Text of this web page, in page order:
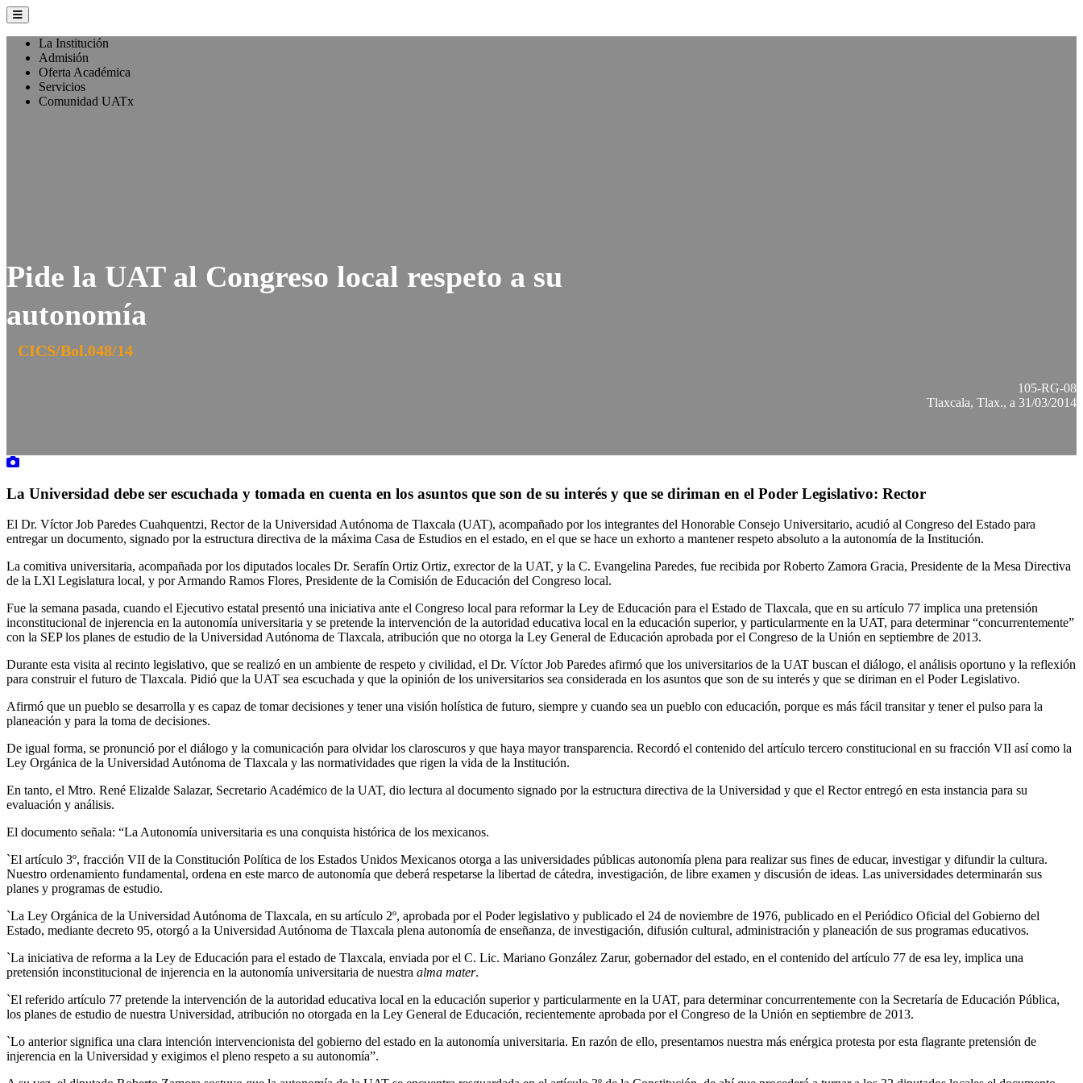
La Institución
Admisión
Oferta Académica
Servicios
Comunidad UATx
Pide la UAT al Congreso local respeto a su
autonomía
CICS/Bol.048/14
105-RG-08
Tlaxcala, Tlax., a 31/03/2014
La Universidad debe ser escuchada y tomada en cuenta en los asuntos que son de su interés y que se diriman en el Poder Legislativo: Rector
El Dr. Víctor Job Paredes Cuahquentzi, Rector de la Universidad Autónoma de Tlaxcala (UAT), acompañado por los integrantes del Honorable Consejo Universitario, acudió al Congreso del Estado para
entregar un documento, signado por la estructura directiva de la máxima Casa de Estudios en el estado, en el que se hace un exhorto a mantener respeto absoluto a la autonomía de la Institución.
La comitiva universitaria, acompañada por los diputados locales Dr. Serafín Ortiz Ortiz, exrector de la UAT, y la C. Evangelina Paredes, fue recibida por Roberto Zamora Gracia, Presidente de la Mesa Directiva
de la LXl Legislatura local, y por Armando Ramos Flores, Presidente de la Comisión de Educación del Congreso local.
Fue la semana pasada, cuando el Ejecutivo estatal presentó una iniciativa ante el Congreso local para reformar la Ley de Educación para el Estado de Tlaxcala, que en su artículo 77 implica una pretensión
inconstitucional de injerencia en la autonomía universitaria y se pretende la intervención de la autoridad educativa local en la educación superior, y particularmente en la UAT, para determinar “concurrentemente”
con la SEP los planes de estudio de la Universidad Autónoma de Tlaxcala, atribución que no otorga la Ley General de Educación aprobada por el Congreso de la Unión en septiembre de 2013.
Durante esta visita al recinto legislativo, que se realizó en un ambiente de respeto y civilidad, el Dr. Víctor Job Paredes afirmó que los universitarios de la UAT buscan el diálogo, el análisis oportuno y la reflexión
para construir el futuro de Tlaxcala. Pidió que la UAT sea escuchada y que la opinión de los universitarios sea considerada en los asuntos que son de su interés y que se diriman en el Poder Legislativo.
Afirmó que un pueblo se desarrolla y es capaz de tomar decisiones y tener una visión holística de futuro, siempre y cuando sea un pueblo con educación, porque es más fácil transitar y tener el pulso para la
planeación y para la toma de decisiones.
De igual forma, se pronunció por el diálogo y la comunicación para olvidar los claroscuros y que haya mayor transparencia. Recordó el contenido del artículo tercero constitucional en su fracción VII así como la
Ley Orgánica de la Universidad Autónoma de Tlaxcala y las normatividades que rigen la vida de la Institución.
En tanto, el Mtro. René Elizalde Salazar, Secretario Académico de la UAT, dio lectura al documento signado por la estructura directiva de la Universidad y que el Rector entregó en esta instancia para su
evaluación y análisis.
El documento señala: “La Autonomía universitaria es una conquista histórica de los mexicanos.
`El artículo 3º, fracción VII de la Constitución Política de los Estados Unidos Mexicanos otorga a las universidades públicas autonomía plena para realizar sus fines de educar, investigar y difundir la cultura.
Nuestro ordenamiento fundamental, ordena en este marco de autonomía que deberá respetarse la libertad de cátedra, investigación, de libre examen y discusión de ideas. Las universidades determinarán sus
planes y programas de estudio.
`La Ley Orgánica de la Universidad Autónoma de Tlaxcala, en su artículo 2º, aprobada por el Poder legislativo y publicado el 24 de noviembre de 1976, publicado en el Periódico Oficial del Gobierno del
Estado, mediante decreto 95, otorgó a la Universidad Autónoma de Tlaxcala plena autonomía de enseñanza, de investigación, difusión cultural, administración y planeación de sus programas educativos.
`La iniciativa de reforma a la Ley de Educación para el estado de Tlaxcala, enviada por el C. Lic. Mariano González Zarur, gobernador del estado, en el contenido del artículo 77 de esa ley, implica una
pretensión inconstitucional de injerencia en la autonomía universitaria de nuestra alma mater.
`El referido artículo 77 pretende la intervención de la autoridad educativa local en la educación superior y particularmente en la UAT, para determinar concurrentemente con la Secretaría de Educación Pública,
los planes de estudio de nuestra Universidad, atribución no otorgada en la Ley General de Educación, recientemente aprobada por el Congreso de la Unión en septiembre de 2013.
`Lo anterior significa una clara intención intervencionista del gobierno del estado en la autonomía universitaria. En razón de ello, presentamos nuestra más enérgica protesta por esta flagrante pretensión de
injerencia en la Universidad y exigimos el pleno respeto a su autonomía”.